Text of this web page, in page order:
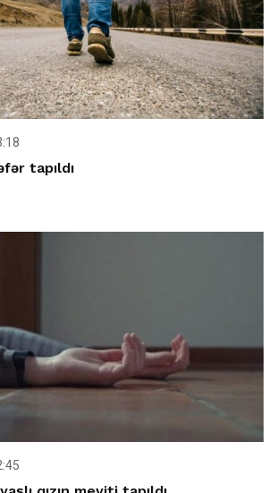
tapıldı